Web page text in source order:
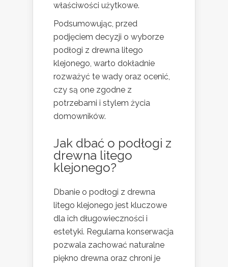
właściwości użytkowe.
Podsumowując, przed
podjęciem decyzji o wyborze
podłogi z drewna litego
klejonego, warto dokładnie
rozważyć te wady oraz ocenić,
czy są one zgodne z
potrzebami i stylem życia
domowników.
Jak dbać o podłogi z
drewna litego
klejonego?
Dbanie o podłogi z drewna
litego klejonego jest kluczowe
dla ich długowieczności i
estetyki. Regularna konserwacja
pozwala zachować naturalne
piękno drewna oraz chroni je